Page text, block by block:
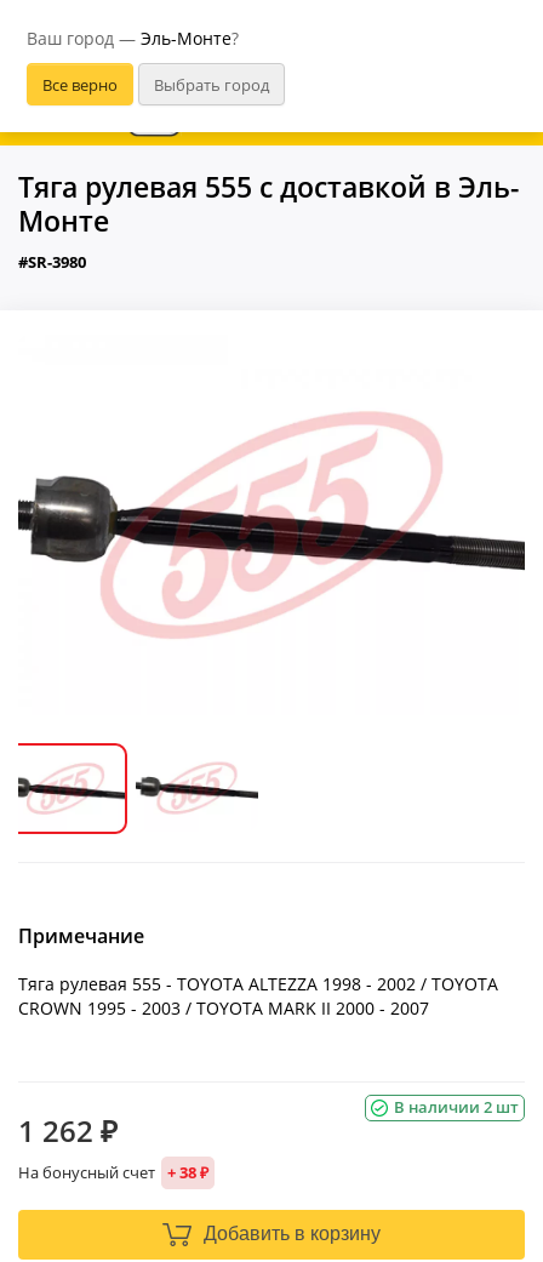
Ваш город — Эль-Монте?
В приложении удобнее
Тяга рулевая 555 с доставкой в Эль-
Монте
#SR-3980
Примечание
Тяга рулевая 555 - TOYOTA ALTEZZA 1998 - 2002 / TOYOTA
CROWN 1995 - 2003 / TOYOTA MARK II 2000 - 2007
В наличии 2 шт
1 262 ₽
На бонусный счет + 38 ₽
Добавить в корзину